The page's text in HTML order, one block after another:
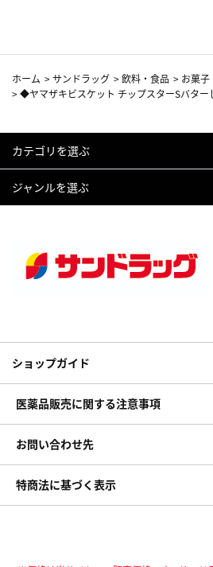
ホーム >サンドラッグ >飲料・食品 > お菓子
>◆ヤマザキビスケット チップスターSバタ
カテゴリを選ぶ
ジャンルを選ぶ
ショップガイド
医薬品販売に関する注意事項
お問い合わせ先
特商法に基づく表示